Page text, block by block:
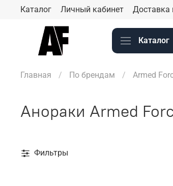
Каталог Личный кабинет Доставка
Каталог
Главная По брендам Armed
Анораки Armed
Фильтры